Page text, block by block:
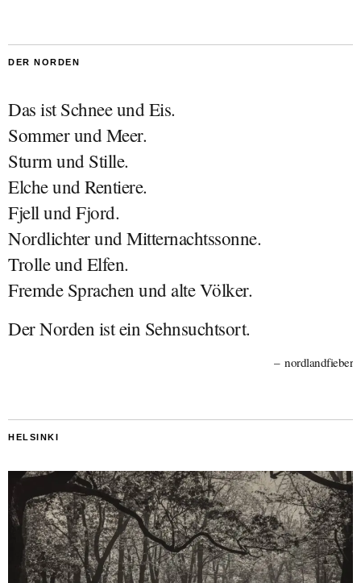
DER NORDEN
Das ist Schnee und Eis.
Sommer und Meer.
Sturm und Stille.
Elche und Rentiere.
Fjell und Fjord.
Nordlichter und Mitternachtssonne.
Trolle und Elfen.
Fremde Sprachen und alte Völker.
Der Norden ist ein Sehnsuchtsort.
nordlandfieber
HELSINKI